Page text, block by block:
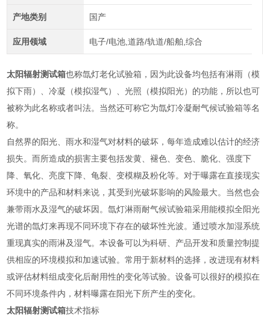
产地类别 国产
应用领域 电子/电池,道路/轨道/船舶,综合
太阳辐射测试箱也称氙灯老化试验箱，因为此设备均包括有淋雨（模
拟下雨）、冷凝（模拟湿气）、光照（模拟阳光）的功能，所以也可
被称为此名称或者叫法。当然还可称它为氙灯冷凝耐气候试验箱等名
称。
自然界的阳光、雨水和湿气对材料的破坏，每年造成难以估计的经济
损失。而所造成的损害主要包括发黄、褪色、变色、脆化、强度下
降、氧化、亮度下降、龟裂、变模糊及粉化等。对于曝露在直接现实
环境中的产品和材料来说，其受到光破坏影响的风险最大。当然也会
兼带雨水及湿气的破坏因。氙灯淋雨耐气候试验箱采用能模拟全阳光
光谱的氙灯来再现不同环境下存在的破坏性光波。通过喷水加湿系统
重现真实的雨淋及湿气。本设备可以为科研、产品开发和质量控制提
供相应的环境模拟和加速试验。常用于新材料的选择，改进现有材料
或评估材料组成变化后耐用性的变化等试验。设备可以很好的模拟在
不同环境条件内，材料曝露在阳光下所产生的变化。
太阳辐射测试箱技术指标